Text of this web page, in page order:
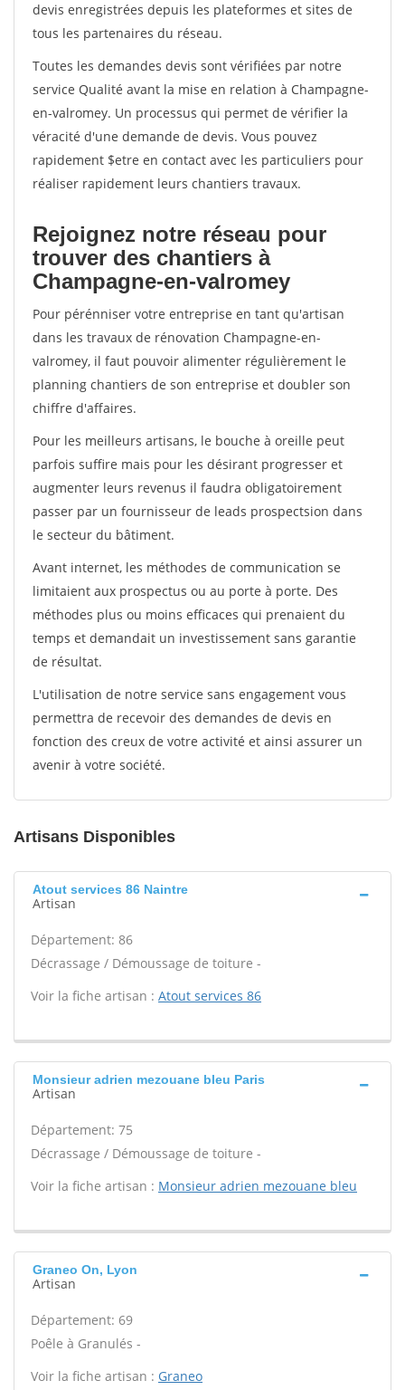
devis enregistrées depuis les plateformes et sites de
tous les partenaires du réseau.
Toutes les demandes devis sont vérifiées par notre
service Qualité avant la mise en relation à Champagne-
en-valromey. Un processus qui permet de vérifier la
véracité d'une demande de devis. Vous pouvez
rapidement $etre en contact avec les particuliers pour
réaliser rapidement leurs chantiers travaux.
Rejoignez notre réseau pour
trouver des chantiers à
Champagne-en-valromey
Pour pérénniser votre entreprise en tant qu'artisan
dans les travaux de rénovation Champagne-en-
valromey, il faut pouvoir alimenter régulièrement le
planning chantiers de son entreprise et doubler son
chiffre d'affaires.
Pour les meilleurs artisans, le bouche à oreille peut
parfois suffire mais pour les désirant progresser et
augmenter leurs revenus il faudra obligatoirement
passer par un fournisseur de leads prospectsion dans
le secteur du bâtiment.
Avant internet, les méthodes de communication se
limitaient aux prospectus ou au porte à porte. Des
méthodes plus ou moins efficaces qui prenaient du
temps et demandait un investissement sans garantie
de résultat.
L'utilisation de notre service sans engagement vous
permettra de recevoir des demandes de devis en
fonction des creux de votre activité et ainsi assurer un
avenir à votre société.
Artisans Disponibles
Atout services 86 Naintre
Artisan
Département: 86
Décrassage / Démoussage de toiture -
Voir la fiche artisan : Atout services 86
Monsieur adrien mezouane bleu Paris
Artisan
Département: 75
Décrassage / Démoussage de toiture -
Voir la fiche artisan : Monsieur adrien mezouane bleu
Graneo On, Lyon
Artisan
Département: 69
Poêle à Granulés -
Voir la fiche artisan : Graneo